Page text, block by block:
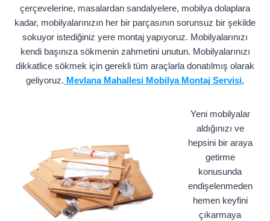
çerçevelerine, masalardan sandalyelere, mobilya dolaplara
kadar, mobilyalarınızın her bir parçasının sorunsuz bir şekilde
sokuyor istediğiniz yere montaj yapıyoruz. Mobilyalarınızı
kendi başınıza sökmenin zahmetini unutun. Mobilyalarınızı
dikkatlice sökmek için gerekli tüm araçlarla donatılmış olarak
geliyoruz. Mevlana Mahallesi Mobilya Montaj Servisi,
Yeni mobilyalar
aldığınızı ve
hepsini bir araya
getirme
konusunda
endişelenmeden
hemen keyfini
çıkarmaya